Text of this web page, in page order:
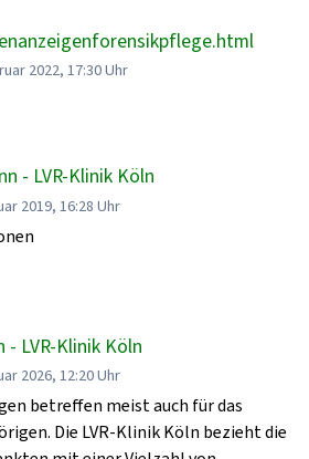
2022, 17:30 Uhr
- LVR-Klinik Köln
2019, 16:28 Uhr
LVR-Klinik Köln
2026, 12:20 Uhr
betreffen meist auch für das
Die LVR-Klinik Köln bezieht die